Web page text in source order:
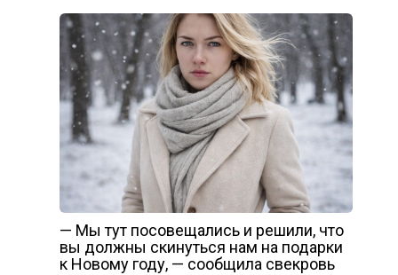
— Мы тут посовещались и решили, что
вы должны скинуться нам на подарки
к Новому году, — сообщила свекровь